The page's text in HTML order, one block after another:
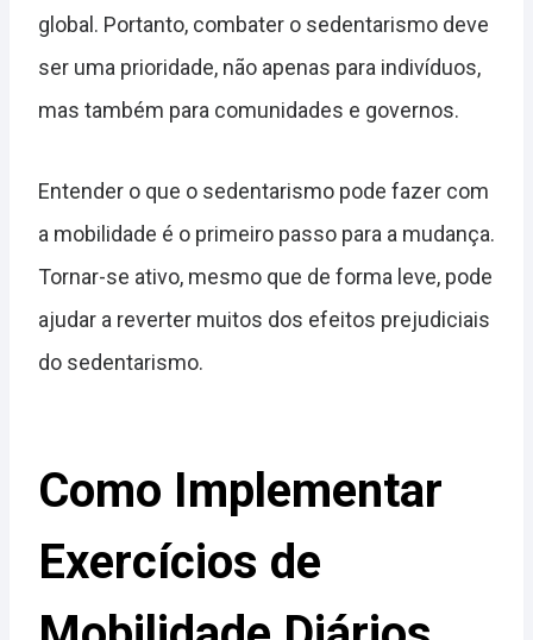
global. Portanto, combater o sedentarismo deve
ser uma prioridade, não apenas para indivíduos,
mas também para comunidades e governos.
Entender o que o sedentarismo pode fazer com
a mobilidade é o primeiro passo para a mudança.
Tornar-se ativo, mesmo que de forma leve, pode
ajudar a reverter muitos dos efeitos prejudiciais
do sedentarismo.
Como Implementar
Exercícios de